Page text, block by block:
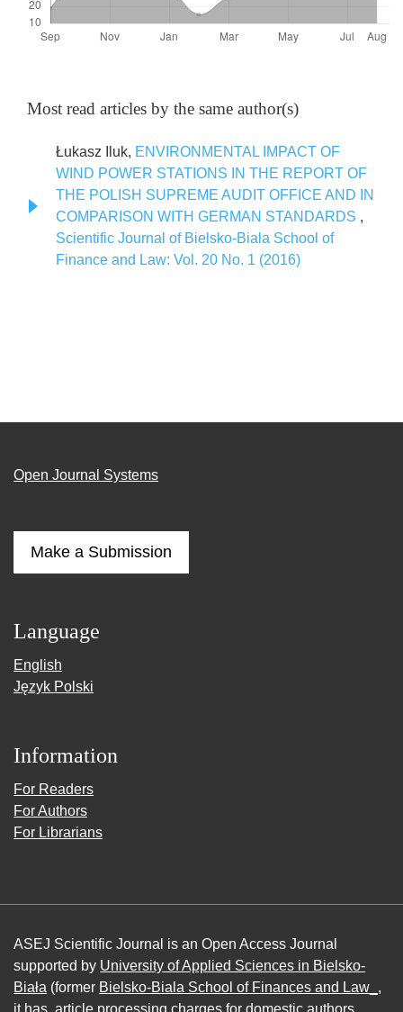
Most read articles by the same author(s)
Łukasz Iluk, ENVIRONMENTAL IMPACT OF
WIND POWER STATIONS IN THE REPORT OF
THE POLISH SUPREME AUDIT OFFICE AND IN
COMPARISON WITH GERMAN STANDARDS ,
Scientific Journal of Bielsko-Biala School of
Finance and Law: Vol. 20 No. 1 (2016)
Open Journal Systems
Make a Submission
Language
English
Język Polski
Information
For Readers
For Authors
For Librarians
ASEJ Scientific Journal is an Open Access Journal
supported by University of Applied Sciences in Bielsko-
Biała (former Bielsko-Biala School of Finances and Law_ ,